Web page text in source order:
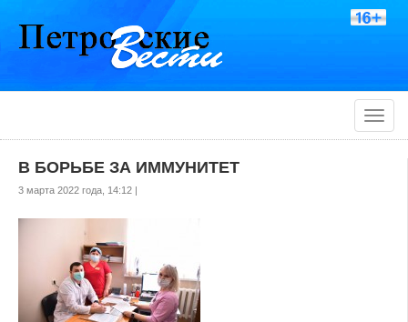
Toggle
В БОРЬБЕ ЗА ИММУНИТЕТ
3 марта 2022 года, 14:12 |